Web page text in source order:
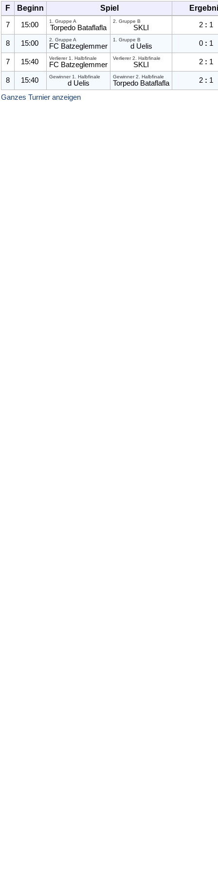
F Beginn Spiel
7 15:00 1. Gruppe A
Torpedo Bataflafla
2. Gruppe B
SKLI 2: 1
8 15:00 2. Gruppe A
FC Batzeglemmer
1. Gruppe B
d Uelis 0: 1
7 15:40 Verlierer 1. Halbfinale
FC Batzeglemmer
Verlierer2. Halbfinale
SKLI 2: 1
8 15:40 Gewinner 1. Halbfinale
d Uelis
Gewinner2. Halbfinale
Torpedo Bataflafla 2: 1
Ganzes Turnier anzeigen